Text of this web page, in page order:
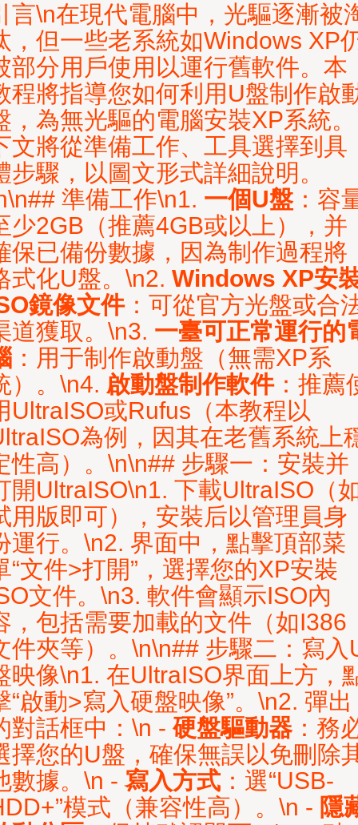
言\n在現代電腦中，光驅逐漸被
，但一些老系統如Windows XP
部分用戶使用以運行舊軟件。本
程將指導您如何利用U盤制作啟
，為無光驅的電腦安裝XP系統。
文將從準備工作、工具選擇到具
步驟，以圖文形式詳細說明。
準備工作\n1. 一個U盤：容
少2GB（推薦4GB或以上），并
保已備份數據，因為制作過程將
式化U盤。\n2. Windows XP安
鏡像文件：可從官方光盤或合
獲取。\n3. 一臺可正常運行的
：用于制作啟動盤（無需XP系
）。\n4. 啟動盤制作軟件：推薦
UltraISO或Rufus（本教程以
為例，因其在老舊系統上
性高）。\n\n## 步驟一：安裝并
開UltraISO\n1. 下載UltraISO（
用版即可），安裝后以管理員身
運行。\n2. 界面中，點擊頂部菜
“文件>打開”，選擇您的XP安裝
文件。\n3. 軟件會顯示ISO內
，包括需要加載的文件（如I386
件夾等）。\n\n## 步驟二：寫入
映像\n1. 在UltraISO界面上方，
“啟動>寫入硬盤映像”。\n2. 彈出
對話框中：\n - 硬盤驅動器：務
擇您的U盤，確保無誤以免刪除
數據。\n -寫入方式 ：選“USB-
模式（兼容性高）。\n - 隱